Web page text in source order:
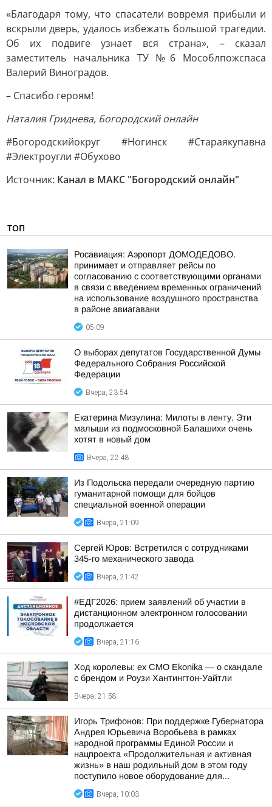
«Благодаря тому, что спасатели вовремя прибыли и
вскрыли дверь, удалось избежать большой трагедии.
Об их подвиге узнает вся страна», – сказал
заместитель начальника ТУ №6 Мособлпожспаса
Валерий Виноградов.
– Спасибо героям!
Наталия Гриднева, Богородский онлайн
#Богородскийокруг #Ногинск #Стараякупавна
#Электроугли #Обухово
Источник: Канал в МАКС "Богородский онлайн"
ТОП
Росавиация: Аэропорт ДОМОДЕДОВО.
принимает и отправляет рейсы по
согласованию с соответствующими органами
в связи с введением временных ограничений
на использование воздушного пространства
в районе авиагавани
05:09
О выборах депутатов Государственной Думы
Федерального Собрания Российской
Федерации
Вчера, 23:54
Екатерина Мизулина: Милоты в ленту. Эти
малыши из подмосковной Балашихи очень
хотят в новый дом
Вчера, 22:48
Из Подольска передали очередную партию
гуманитарной помощи для бойцов
специальной военной операции
Вчера, 21:09
Сергей Юров: Встретился с сотрудниками
345-го механического завода
Вчера, 21:42
#ЕДГ2026: прием заявлений об участии в
дистанционном электронном голосовании
продолжается
Вчера, 21:16
Ход королевы: ex CMO Ekonika — о скандале
с брендом и Роузи Хантингтон-Уайтли
Вчера, 21:58
Игорь Трифонов: При поддержке Губернатора
Андрея Юрьевича Воробьева в рамках
народной программы Единой России и
нацпроекта «Продолжительная и активная
жизнь» в наш родильный дом в этом году
поступило новое оборудование для...
Вчера, 10:03